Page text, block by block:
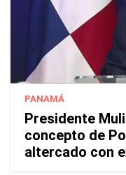
PANAMÁ
Presidente
concepto de
altercado con